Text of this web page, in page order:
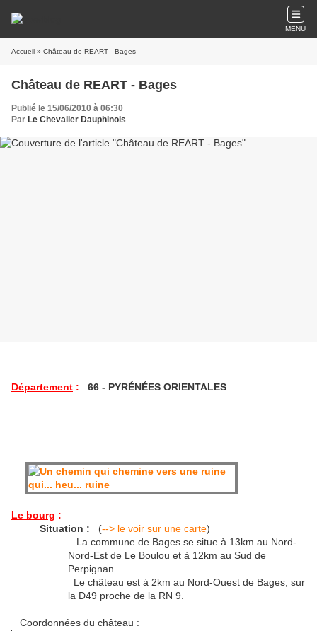
MENU
Accueil » Château de REART - Bages
Château de REART - Bages
Publié le 15/06/2010 à 06:30
Par Le Chevalier Dauphinois
Département : 66 - PYRÉNÉES ORIENTALES
Le bourg :
Situation : (--> le voir sur une carte)
La commune de Bages se situe à 13km au Nord-
Nord-Est de Le Boulou et à 12km au Sud de
Perpignan.
Le château est à 2km au Nord-Ouest de Bages, sur
la D49 proche de la RN 9.
Coordonnées du château :